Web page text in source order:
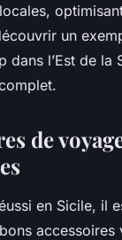
un
dans l’Est de la
de
en Sicile, il
accessoires